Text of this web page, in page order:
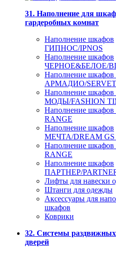
31. Наполнение для
гардеробных комнат
Наполнение шкафов
ГИПНОС/IPNOS
Наполнение шкафов
ЧЕРНОЕ&БЕЛОЕ/
Наполнение
АРМАДИО/
Наполнение
МОДЫ/FASHION
Наполнение
RANGE
Наполнение шкафов
МЕЧТА/DREAM GS
Наполнение шкафов
RANGE
Наполнение шкафов
ПАРТНЕР/
Лифты для навески
Штанги для одежды
Аксессуары для
шкафов
Коврики
32. Системы
дверей